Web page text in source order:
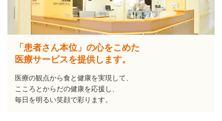
「患者さん本位」の心をこめた
医療サービスを提供します。
医療の観点から食と健康を実現して、
こころとからだの健康を応援し、
毎日を明るい笑顔で彩ります。